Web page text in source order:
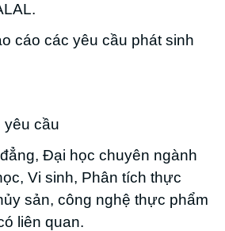
cáo các yêu cầu phát sinh
yêu cầu
Đại học chuyên ngành
Vi sinh, Phân tích thực
sản, công nghệ thực phẩm
liên quan.